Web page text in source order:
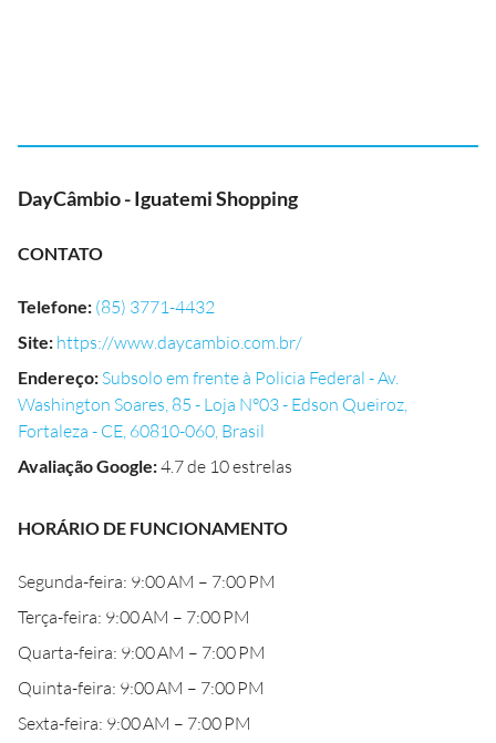
DayCâmbio - Iguatemi Shopping
CONTATO
Telefone: (85) 3771-4432
Site: https://www.daycambio.com.br/
Endereço: Subsolo em frente à Policia Federal - Av.
Washington Soares, 85 - Loja N°03 - Edson Queiroz,
Fortaleza - CE, 60810-060, Brasil
Avaliação Google:4.7 de 10 estrelas
HORÁRIO DE FUNCIONAMENTO
Segunda-feira: 9:00 AM – 7:00 PM
Terça-feira: 9:00 AM – 7:00 PM
Quarta-feira: 9:00 AM – 7:00 PM
Quinta-feira: 9:00 AM – 7:00 PM
Sexta-feira: 9:00 AM – 7:00 PM